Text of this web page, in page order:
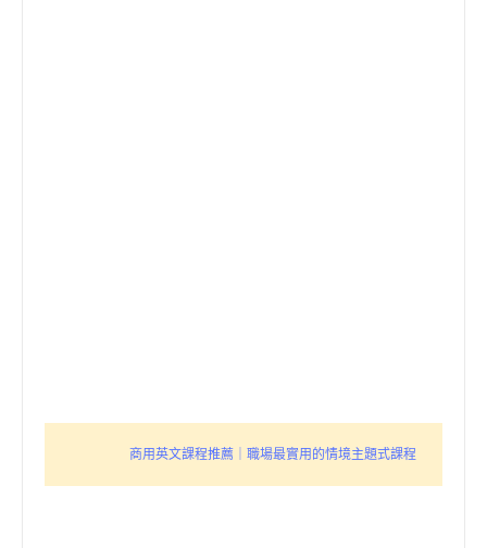
商用英文課程推薦｜職場最實用的情境主題式課程